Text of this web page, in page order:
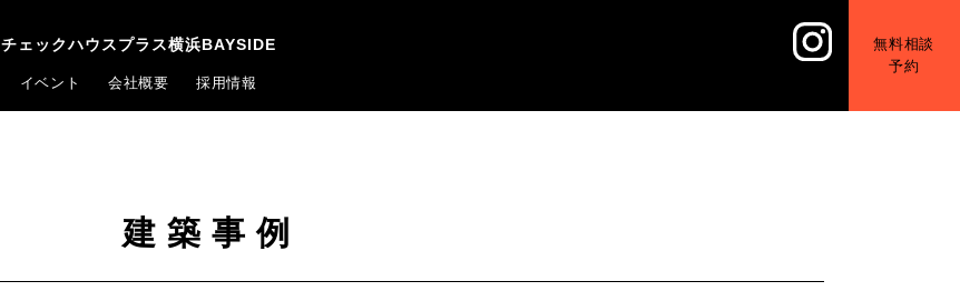
チェックハウスプラス横浜BAYSIDE
イベント 会社概要 採用情報
無料相談
予約
建築事例